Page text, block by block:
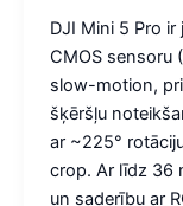
DJI Mini 5 Pro ir
CMOS sensoru
slow-motion,
šķēršļu
ar ~225°
crop. Ar līdz 36
un saderību ar